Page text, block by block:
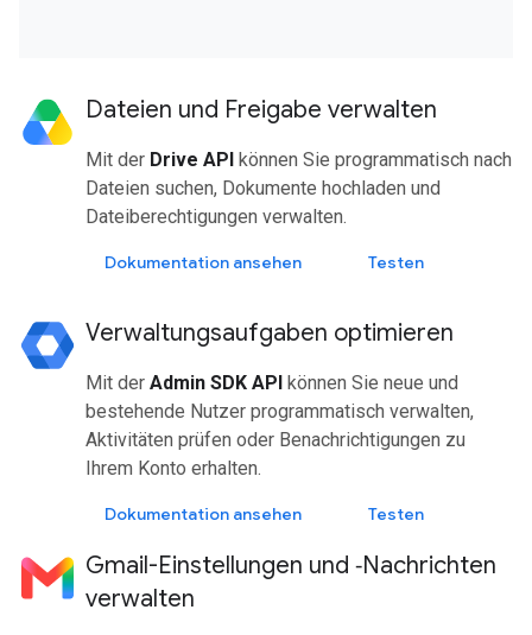
Dateien und Freigabe verwalten
Mit der Drive API können Sie programmatisch nach
Dateien suchen, Dokumente hochladen und
Dateiberechtigungen verwalten.
Dokumentation ansehen Testen
Verwaltungsaufgaben optimieren
Mit der Admin SDK API können Sie neue und
bestehende Nutzer programmatisch verwalten,
Aktivitäten prüfen oder Benachrichtigungen zu
Ihrem Konto erhalten.
Dokumentation ansehen Testen
Gmail-Einstellungen und ‑Nachrichten
verwalten